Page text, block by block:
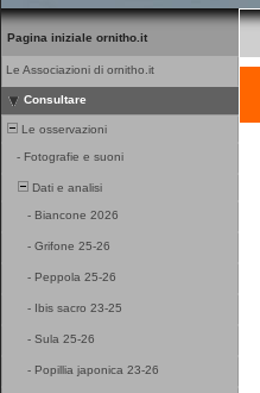
Pagina iniziale ornitho.it
Le Associazioni di ornitho.it
Consultare
Le osservazioni
- Fotografie e suoni
Dati e analisi
- Biancone 2026
- Grifone 25-26
- Peppola 25-26
- Ibis sacro 23-25
- Sula 25-26
- Popillia japonica 23-26